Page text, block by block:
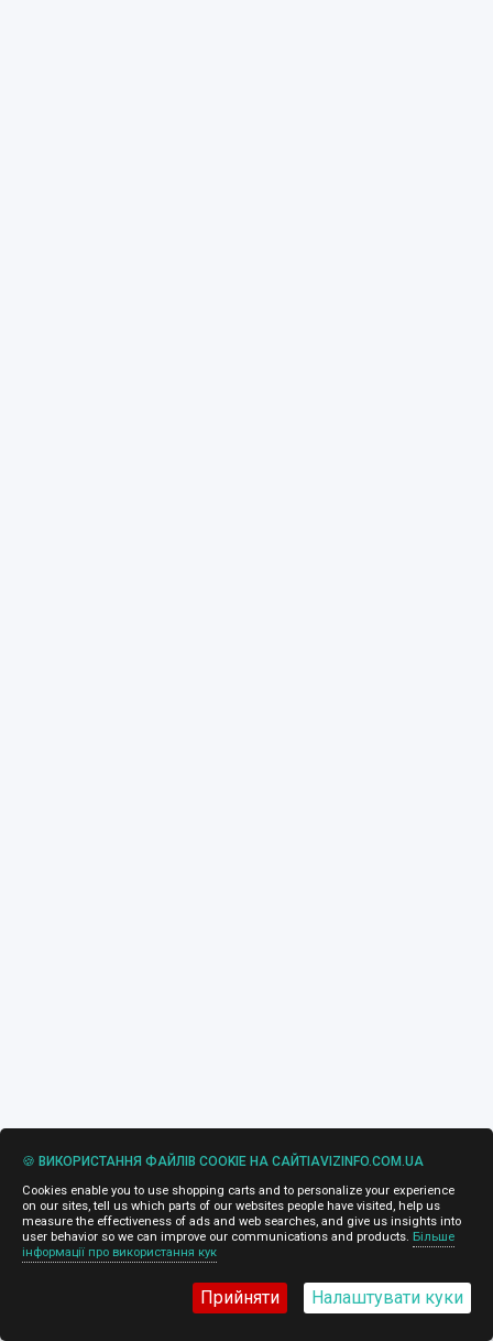
🍪 ВИКОРИСТАННЯ ФАЙЛІВ COOKIE НА САЙТІAVIZINFO.COM.UA
Cookies enable you to use shopping carts and to personalize your experience
on our sites, tell us which parts of our websites people have visited, help us
measure the effectiveness of ads and web searches, and give us insights into
user behavior so we can improve our communications and products. Більше
інформації про використання кук
Прийняти Налаштувати куки